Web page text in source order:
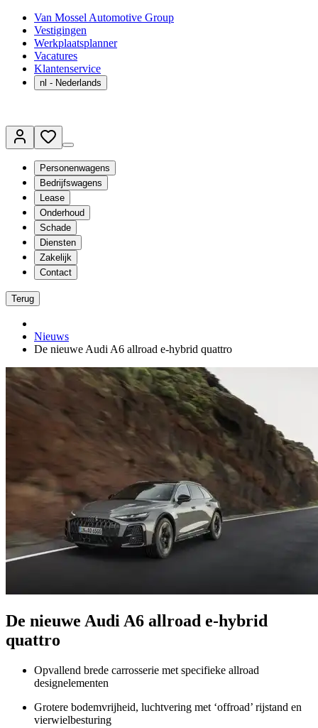
Van Mossel Automotive Group
Vestigingen
Werkplaatsplanner
Vacatures
Klantenservice
nl - Nederlands
Personenwagens
Bedrijfswagens
Lease
Onderhoud
Schade
Diensten
Zakelijk
Contact
Terug
Nieuws
De nieuwe Audi A6 allroad e-hybrid quattro
De nieuwe Audi A6 allroad e-hybrid
quattro
Opvallend brede carrosserie met specifieke allroad
designelementen
Grotere bodemvrijheid, luchtvering met ‘offroad’ rijstand en
vierwielbesturing